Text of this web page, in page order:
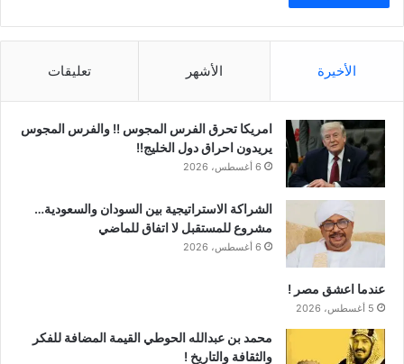
الأخيرة الأشهر تعليقات
امريكا تحرق الفرس المجوس !! والفرس المجوس
يريدون احراق دول الخليج!!
6 أغسطس، 2026
الشراكة الاستراتيجية بين السودان والسعودية…
مشروع للمستقبل لا اتفاق للماضي
6 أغسطس، 2026
عندما اعشق مصر !
5 أغسطس، 2026
محمد بن عبدالله الحوطي القيمة المضافة للفكر
والثقافة والتاريخ !